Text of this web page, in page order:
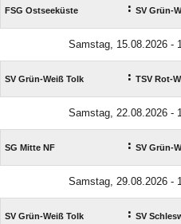
FSG Ostseeküste : SV Grün-
Samstag, 15.08.2026 -
SV Grün-Weiß Tolk : TSV Rot-
Samstag, 22.08.2026 -
SG Mitte NF : SV Grün-
Samstag, 29.08.2026 -
SV Grün-Weiß Tolk : SV